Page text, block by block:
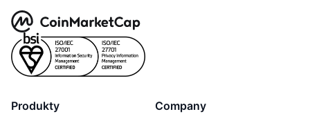
Produkty Company